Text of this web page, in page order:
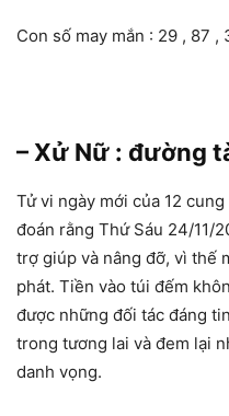
Con số may mắn : 29 , 87 ,
– Xử Nữ : đường
Tử vi ngày mới của 12
đoán rằng Thứ Sáu 24/11/
trợ giúp và nâng đỡ, vì thế
phát. Tiền vào túi đếm
được những đối tác đáng
trong tương lai và đem lại
danh vọng.